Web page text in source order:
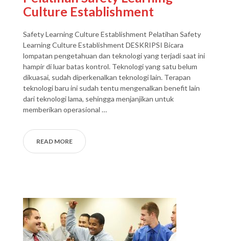
Culture Establishment
Safety Learning Culture Establishment Pelatihan Safety
Learning Culture Establishment DESKRIPSI Bicara
lompatan pengetahuan dan teknologi yang terjadi saat ini
hampir di luar batas kontrol. Teknologi yang satu belum
dikuasai, sudah diperkenalkan teknologi lain. Terapan
teknologi baru ini sudah tentu mengenalkan benefit lain
dari teknologi lama, sehingga menjanjikan untuk
memberikan operasional …
READ MORE